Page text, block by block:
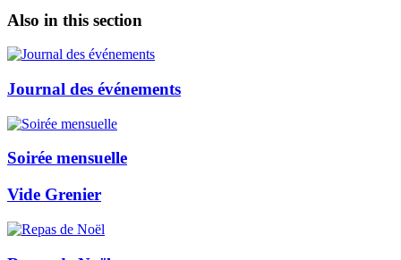
Also in this section
Journal des événements
Soirée mensuelle
Vide Grenier